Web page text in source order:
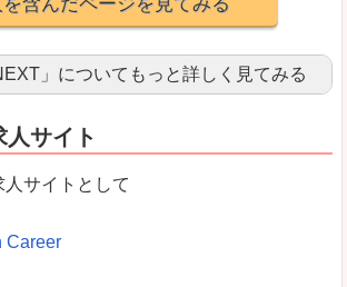
」についてもっと詳しく見てみる
サイト
サイトとして
Career